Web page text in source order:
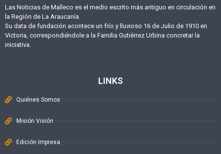
Las Noticias de Malleco es el medio escrito más antiguo en circulación en
la Región de La Araucanía.
Su data de fundación acontece un frío y lluvioso 16 de Julio de 1910 en
Victoria, correspondiéndole a la Familia Gutiérrez Urbina concretar la
iniciativa.
LINKS
Quiénes Somos
Misión Visión
Edición Impresa